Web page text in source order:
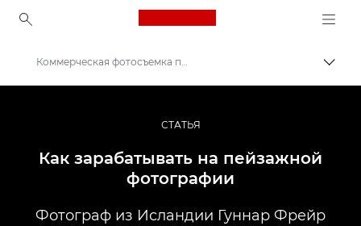
Canon Logo, back to
Профессиональная фото- и видеосъемка
Истории
Коммерческая фотосъемка пейзажей
СТАТЬЯ
Как зарабатывать на пейзажной
фотографии
Фотограф из Исландии Гуннар Фрейр